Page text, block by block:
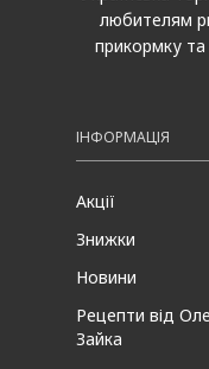
любителям
прикормку
ІНФОРМАЦІЯ
Акції
Знижки
Новини
Рецепти від
Зайка